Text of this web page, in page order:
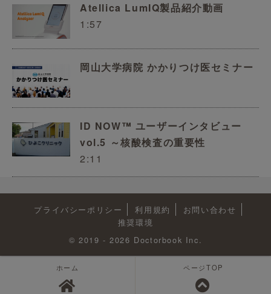
Atellica LumIQ製品紹介動画
1:57
岡山大学病院 かかりつけ医セミナー
ID NOW™ ユーザーインタビュー
vol.5 ～核酸検査の重要性
2:11
プライバシーポリシー 利用規約
お問い合わせ
推奨環境
© 2019 - 2026 Doctorbook Inc.
ホーム ページTOP